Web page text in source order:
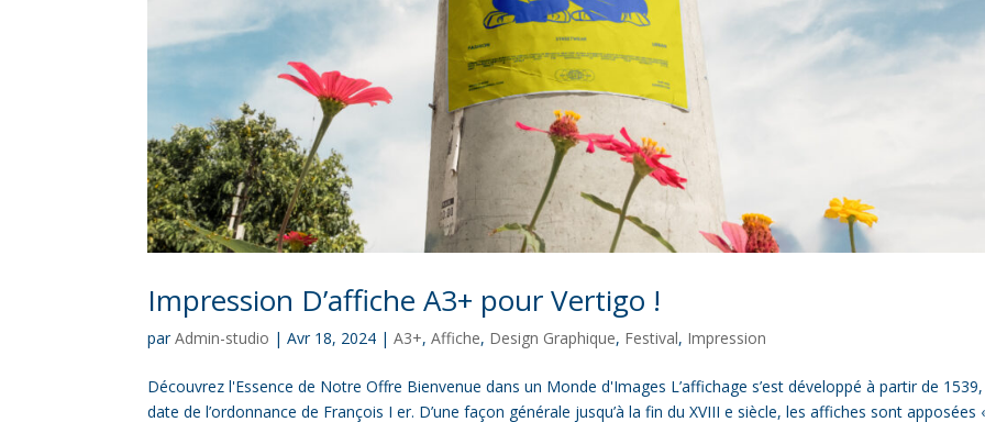
Impression D’affiche A3+ pour Vertigo !
parAdmin-studio |Avr 18, 2024 |A3+,Affiche, Design Graphique, Festival, Impression
Découvrez l'Essence de Notre Offre Bienvenue dans un Monde d'Images L’affichage s’est développé à partir de 1539,
date de l’ordonnance de François I er. D’une façon générale jusqu’à la fin du XVIII e siècle, les affiches sont apposées